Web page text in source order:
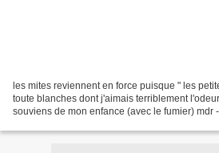
les mites reviennent en force puisque " les
toute blanches dont j'aimais terriblement
souviens de mon enfance (avec le fumier) mdr